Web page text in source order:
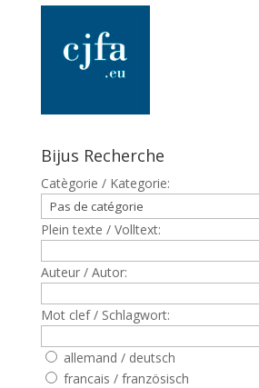
Bijus Recherche
Catègorie / Kategorie:
Plein texte / Volltext:
Auteur / Autor:
Mot clef / Schlagwort:
allemand / deutsch
francais / französisch